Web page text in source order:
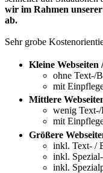
wir im Rahmen
ab.
Sehr grobe
Kleine Webseiten
ohne Text-/
mit
Mittlere
wenig
mit
Größere
inkl. Text- /
inkl.
inkl.